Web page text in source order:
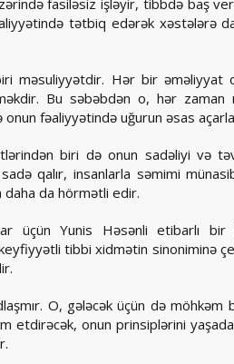
fasiləsiz işləyir, tibbdə baş
tətbiq edərək xəstələrə
məsuliyyətdir. Hər bir əməliyyat
Bu səbəbdən o, hər zaman
fəaliyyətində uğurun əsas
biri də onun sadəliyi və
qalır, insanlarla səmimi
daha da hörmətli edir.
üçün Yunis Həsənli etibarlı
tibbi xidmətin sinoniminə
O, gələcək üçün də möhkəm
etdirəcək, onun prinsiplərini